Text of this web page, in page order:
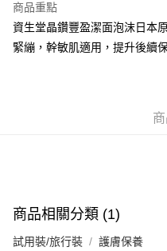
付款後門市自取，訂單確認後
商品重點
資生堂晶鑽豐盈潔面泡沫日本
緊繃，幹敏肌適用，提升後續
商品相關分類 (1)
試用裝/旅行裝 護膚保養